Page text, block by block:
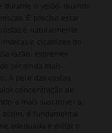
durante o verão, quando
É preciso estar
é naturalmente
marcas e cicatrizes do
razão, espremer
ser ainda mais
A pele das costas
concentração de
a mais suscetível a
é fundamental
adequada e evitar o